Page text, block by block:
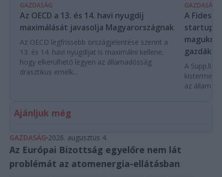
GAZDASÁG
Az OECD a 13. és 14. havi nyugdíj
maximálását javasolja Magyarországnak
Az OECD legfrissebb országjelentése szerint a
13. és 14. havi nyugdíjat is maximálni kellene,
hogy elkerülhető legyen az államadósság
drasztikus emelk...
GAZDASÁG
A
magukra
gazdákat
A Supp.li
az állam
Ajánljuk még
GAZDASÁG 2026. augusztus 4.
Az Európai Bizottság egyelőre nem lát
problémát az atomenergia-ellátásban